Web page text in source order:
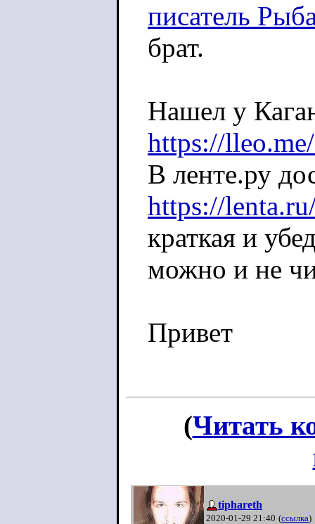
писатель
брат.
Нашел у
https://
В ленте.ру
https://
краткая и
можно и не
Привет
(Читать
tiphareth
2020-01-29 21:40 (ссылка)